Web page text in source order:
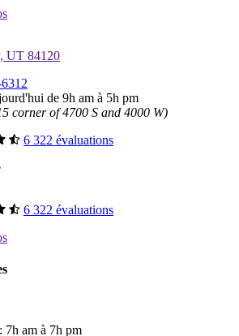
UT 84120
de 9h am à 5h pm
corner of 4700 S and 4000 W)
6 322 évaluations
6 322 évaluations
7h am à 7h pm